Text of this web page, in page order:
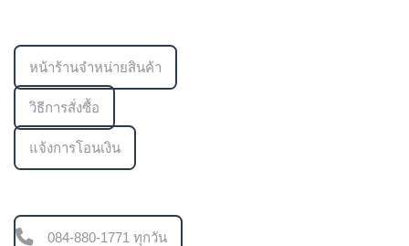
หน้าร้านจำหน่ายสินค้า
วิธีการสั่งซื้อ
แจ้งการโอนเงิน
084-880-1771 ทุกวัน